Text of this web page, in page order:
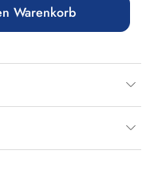
Wert
Warenkorb